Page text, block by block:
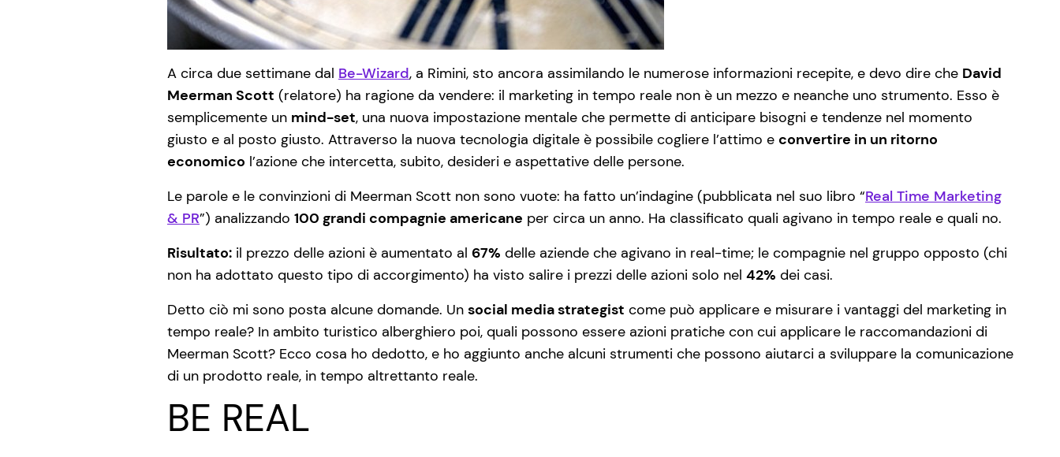
A circa due settimane dal Be-Wizard, a Rimini, sto ancora assimilando le numerose informazioni recepite, e devo dire che David
Meerman Scott (relatore) ha ragione da vendere: il marketing in tempo reale non è un mezzo e neanche uno strumento. Esso è
semplicemente un mind-set, una nuova impostazione mentale che permette di anticipare bisogni e tendenze nel momento
giusto e al posto giusto. Attraverso la nuova tecnologia digitale è possibile cogliere l’attimo e convertire in un ritorno
economico l’azione che intercetta, subito, desideri e aspettative delle persone.
Le parole e le convinzioni di Meerman Scott non sono vuote: ha fatto un’indagine (pubblicata nel suo libro “Real Time Marketing
& PR”) analizzando 100 grandi compagnie americane per circa un anno. Ha classificato quali agivano in tempo reale e quali no.
Risultato: il prezzo delle azioni è aumentato al 67% delle aziende che agivano in real-time; le compagnie nel gruppo opposto (chi
non ha adottato questo tipo di accorgimento) ha visto salire i prezzi delle azioni solo nel 42% dei casi.
Detto ciò mi sono posta alcune domande. Un social media strategist come può applicare e misurare i vantaggi del marketing in
tempo reale? In ambito turistico alberghiero poi, quali possono essere azioni pratiche con cui applicare le raccomandazioni di
Meerman Scott? Ecco cosa ho dedotto, e ho aggiunto anche alcuni strumenti che possono aiutarci a sviluppare la comunicazione
di un prodotto reale, in tempo altrettanto reale.
BE REAL